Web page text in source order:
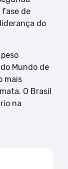
fase de
do
Mundo de
mais
O Brasil
na